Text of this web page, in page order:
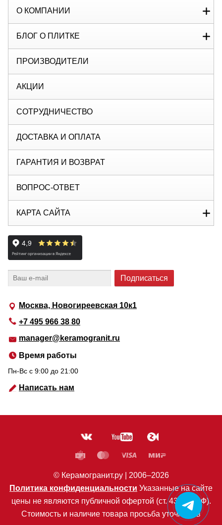
Москва, Новогиреевская 10к1
+7 495 966 38 80
manager@keramogranit.ru
Время работы
Пн-Вс c 9:00 до 21:00
Написать нам
О КОМПАНИИ
БЛОГ О ПЛИТКЕ
ПРОИЗВОДИТЕЛИ
АКЦИИ
СОТРУДНИЧЕСТВО
ДОСТАВКА И ОПЛАТА
ГАРАНТИЯ И ВОЗВРАТ
ВОПРОС-ОТВЕТ
КАРТА САЙТА
© Керамогранит.ру | 2006–2026
Политика конфиденциальности Указанные на сайте
цены не являются публичной офертой (ст. 435 ГК РФ).
Стоимость и наличие товара просьба уточнять в